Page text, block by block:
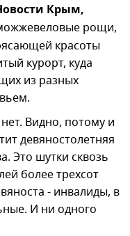
Крым,
рощи,
красоты
курорт, куда
из разных
Видно, потому и
девяностолетняя
Это шутки сквозь
более трехсот
- инвалиды, в
И ни одного